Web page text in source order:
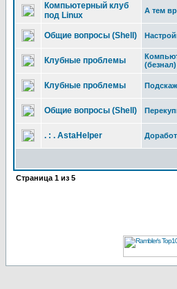
Компьютерный клуб
под Linux
А тем
Общие вопросы (Shell)
Клубные проблемы
Клубные проблемы
Общие вопросы (Shell)
. : . AstaHelper
Страница 1 из 5